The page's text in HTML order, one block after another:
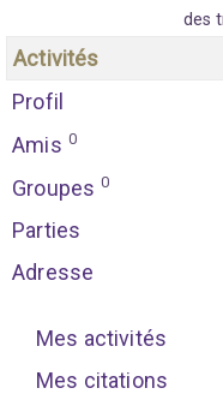
des
Activités
Profil
Amis 0
Groupes 0
Parties
Adresse
Mes activités
Mes citations